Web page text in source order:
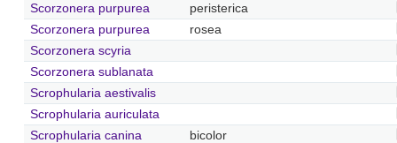
Scorzonera purpurea
peristerica
Scorzonera purpurea
rosea
Scorzonera scyria
Scorzonera sublanata
Scrophularia aestivalis
Scrophularia auriculata
Scrophularia canina
bicolor